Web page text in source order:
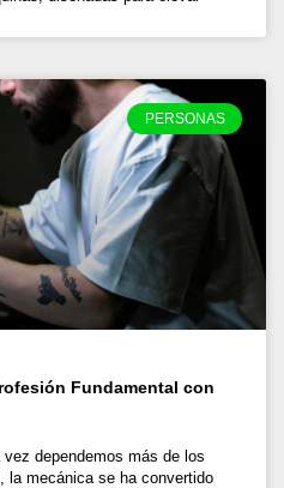
PERSONAS
Fundamental con
dependemos más de los
la mecánica se ha convertido